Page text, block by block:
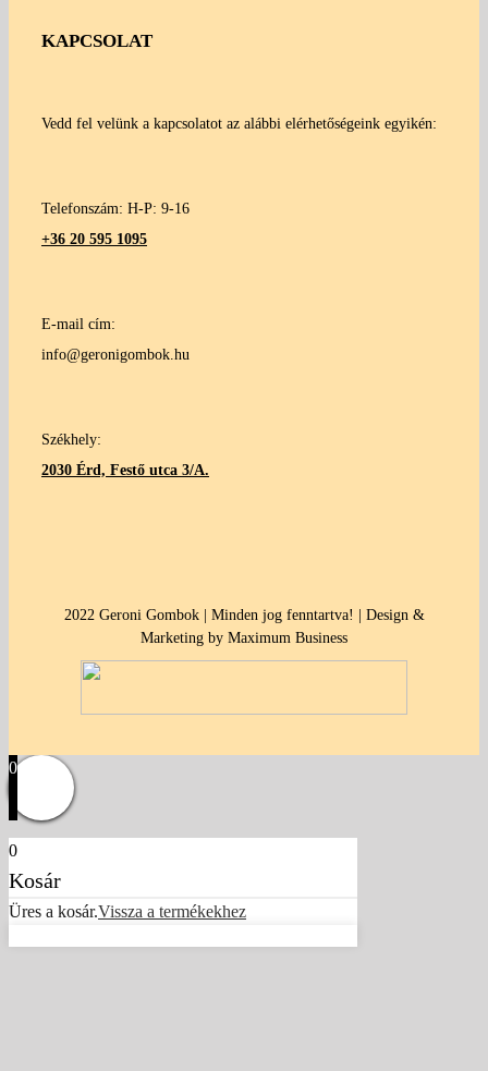
KAPCSOLAT
Vedd fel velünk a kapcsolatot az alábbi elérhetőségeink egyikén:
Telefonszám: H-P: 9-16
+36 20 595 1095
E-mail cím:
info@geronigombok.hu
Székhely:
2030 Érd, Festő utca 3/A.
2022 Geroni Gombok | Minden jog fenntartva! | Design &
Marketing by Maximum Business
0
0
Kosár
Üres a kosár.Vissza a termékekhez